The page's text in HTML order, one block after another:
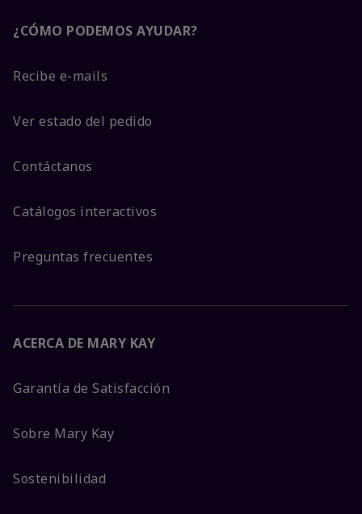
¿CÓMO PODEMOS AYUDAR?
Recibe e-mails
Ver estado del pedido
Contáctanos
Catálogos interactivos
Preguntas frecuentes
ACERCA DE MARY KAY
Garantía de Satisfacción
Sobre Mary Kay
Sostenibilidad